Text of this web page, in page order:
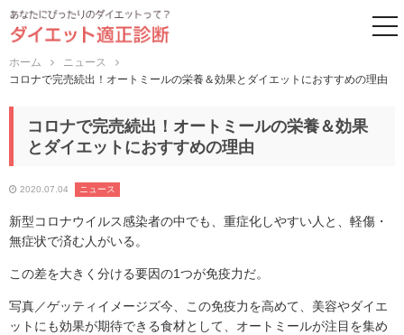
ホーム
ニュース
コロナで完売続出！オートミールの栄養＆効果とダイエットにおすすめの理由
コロナで完売続出！オートミールの栄養＆効果
とダイエットにおすすめの理由
2020.07.04 ニュース
新型コロナウイルス感染者の中でも、重症化しやすい人と、軽傷・
無症状で済む人がいる。
この差を大きく分ける要因の1つが免疫力だ。
写真／ゲッティイメージズ今、この免疫力を高めて、美容やダイエ
ットにも効果が期待できる食材として、オートミールが注目を集め